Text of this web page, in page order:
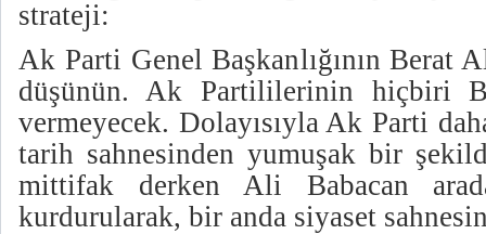
strateji:
Ak Parti Genel Başkanlığının Berat
düşünün. Ak Partililerinin hiçbiri
vermeyecek. Dolayısıyla Ak Parti
tarih sahnesinden yumuşak bir
mittifak derken Ali Babacan
kurdurularak, bir anda siyaset